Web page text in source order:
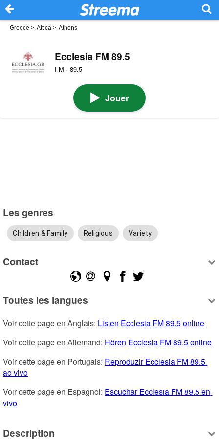
Greece > Attica > Athens
Ecclesia FM 89.5
FM · 89.5
Jouer
Les genres
Children & Family Religious Variety
Contact
Toutes les langues
Voir cette page en Anglais: Listen Ecclesia FM 89.5 online
Voir cette page en Allemand: Hören Ecclesia FM 89.5 online
Voir cette page en Portugais: Reproduzir Ecclesia FM 89.5
ao vivo
Voir cette page en Espagnol: Escuchar Ecclesia FM 89.5 en
vivo
Description